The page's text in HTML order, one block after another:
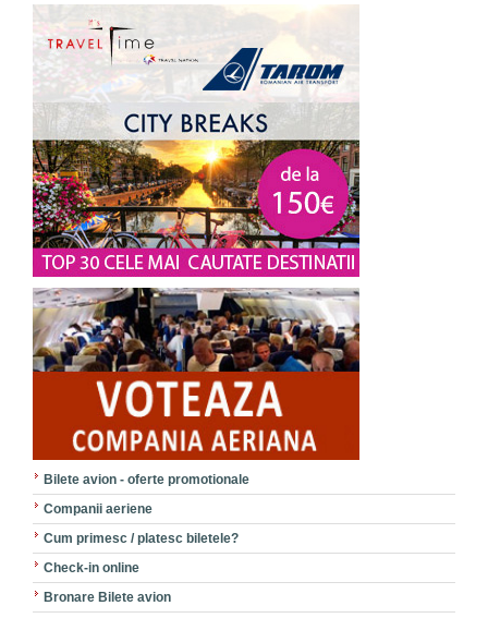
Bilete avion - oferte promotionale
Companii aeriene
Cum primesc / platesc biletele?
Check-in online
Bronare Bilete avion